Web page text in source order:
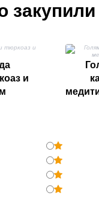
закупили
и